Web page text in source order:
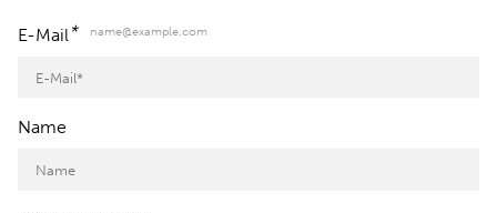
E-Mail* name@example.com
Name